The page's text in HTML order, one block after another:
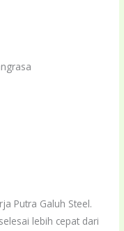
Putra Galuh Steel.
lebih cepat dari